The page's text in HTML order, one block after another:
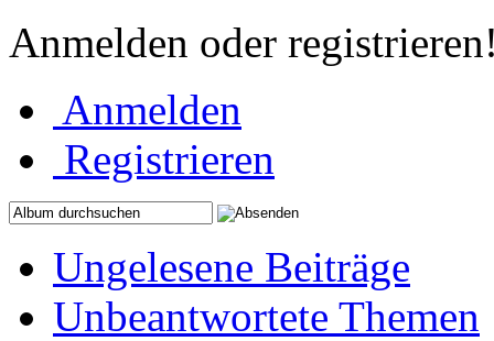
Anmelden oder
Anmelden
Registrieren
Ungelesene Beiträge
Unbeantwortete Themen